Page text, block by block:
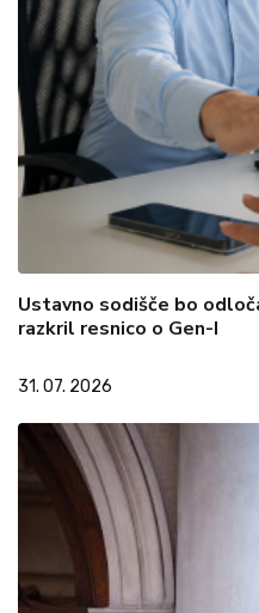
Ustavno sodišče bo
razkril resnico o Gen-I
31. 07. 2026